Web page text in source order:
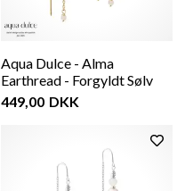
Aqua Dulce - Alma
Earthread - Forgyldt Sølv
449,00 DKK